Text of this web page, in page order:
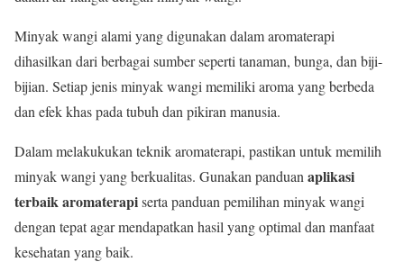
Minyak wangi alami yang digunakan dalam aromaterapi
dihasilkan dari berbagai sumber seperti tanaman, bunga, dan biji-
bijian. Setiap jenis minyak wangi memiliki aroma yang berbeda
dan efek khas pada tubuh dan pikiran manusia.
Dalam melakukukan teknik aromaterapi, pastikan untuk memilih
minyak wangi yang berkualitas. Gunakan panduan aplikasi
terbaik aromaterapiserta panduan pemilihan minyak wangi
dengan tepat agar mendapatkan hasil yang optimal dan manfaat
kesehatan yang baik.